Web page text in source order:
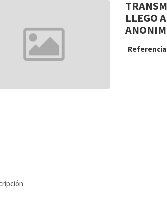
LLEGO